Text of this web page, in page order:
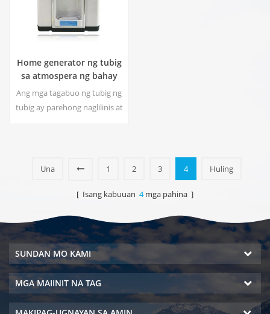
Home generator ng tubig
sa atmospera ng bahay
Ang mga tagabuo ng tubig ng
tubig ay parehong naglilinis at
tubig sa lupa sa amin g isang
proseso ng pagsasala.
Una 1 2 3 4 Huling
[ Isang kabuuan 4mga pahina ]
SUNDAN MO KAMI
MGA MAIINIT NA TAG